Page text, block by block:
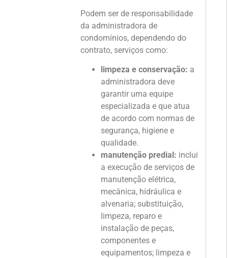
Podem ser de responsabilidade
da administradora de
condomínios, dependendo do
contrato, serviços como:
limpeza e conservação: a
administradora deve
garantir uma equipe
especializada e que atua
de acordo com normas de
segurança, higiene e
qualidade.
manutenção predial: inclui
a execução de serviços de
manutenção elétrica,
mecânica, hidráulica e
alvenaria; substituição,
limpeza, reparo e
instalação de peças,
componentes e
equipamentos; limpeza e